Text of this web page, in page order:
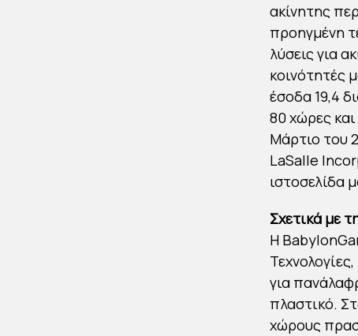
ακίνητης
προηγμένη
λύσεις για
κοινότητές
έσοδα 19,4
80 χώρες
Μάρτιο του
LaSalle
ιστοσελίδα
Σχετικά με
Η
για
πλαστικό.
χώρους